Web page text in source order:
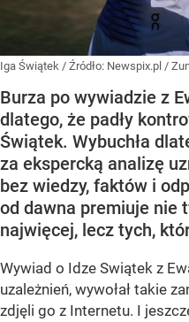
Iga Świątek / Źródło: Newspix.pl /
Burza po wywiadzie z
dlatego, że padły
Świątek. Wybuchła
za ekspercką analizę
bez wiedzy, faktów i
od dawna premiuje nie
najwięcej, lecz tych,
Wywiad o Idze Swiątek z
uzależnień, wywołał takie
zdjęli go z Internetu. I